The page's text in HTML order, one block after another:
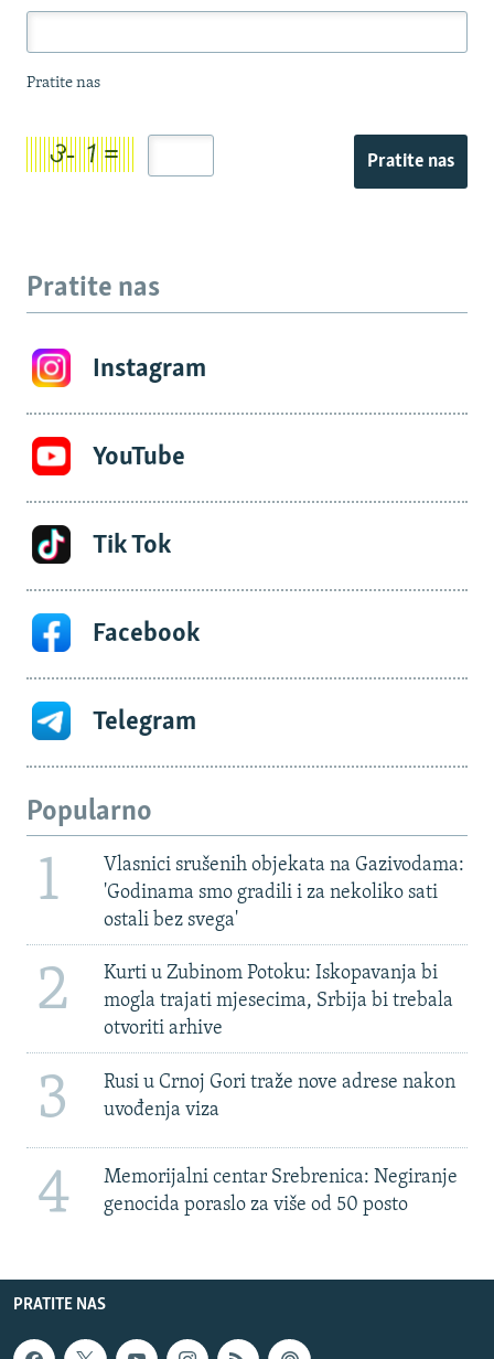
Pratite nas
Pratite nas
Pratite nas
Instagram
YouTube
Tik Tok
Facebook
Telegram
Popularno
1
Vlasnici srušenih objekata na Gazivodama:
'Godinama smo gradili i za nekoliko sati
ostali bez svega'
2
Kurti u Zubinom Potoku: Iskopavanja bi
mogla trajati mjesecima, Srbija bi trebala
otvoriti arhive
3
Rusi u Crnoj Gori traže nove adrese nakon
uvođenja viza
4
Memorijalni centar Srebrenica: Negiranje
genocida poraslo za više od 50 posto
PRATITE NAS